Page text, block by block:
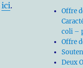
ici.
Offre
coli –
Offre
Deux